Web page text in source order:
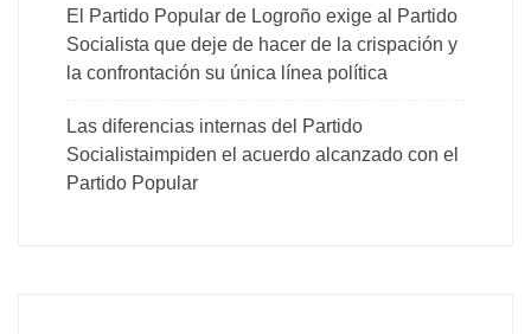
El Partido Popular de Logroño exige al Partido
Socialista que deje de hacer de la crispación y
la confrontación su única línea política
Las diferencias internas del Partido
Socialistaimpiden el acuerdo alcanzado con el
Partido Popular